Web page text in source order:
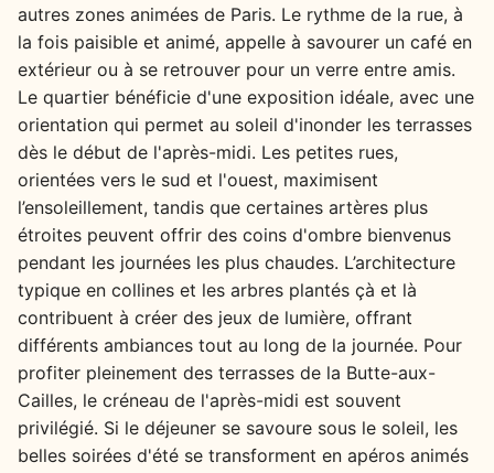
autres zones animées de Paris. Le rythme de la rue, à
la fois paisible et animé, appelle à savourer un café en
extérieur ou à se retrouver pour un verre entre amis.
Le quartier bénéficie d'une exposition idéale, avec une
orientation qui permet au soleil d'inonder les terrasses
dès le début de l'après-midi. Les petites rues,
orientées vers le sud et l'ouest, maximisent
l’ensoleillement, tandis que certaines artères plus
étroites peuvent offrir des coins d'ombre bienvenus
pendant les journées les plus chaudes. L’architecture
typique en collines et les arbres plantés çà et là
contribuent à créer des jeux de lumière, offrant
différents ambiances tout au long de la journée. Pour
profiter pleinement des terrasses de la Butte-aux-
Cailles, le créneau de l'après-midi est souvent
privilégié. Si le déjeuner se savoure sous le soleil, les
belles soirées d'été se transforment en apéros animés